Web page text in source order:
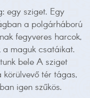
egy sziget. Egy
a polgárháború
fegyveres harcok,
maguk csatáikat.
bele A sziget
tér tágas,
igen szűkös.